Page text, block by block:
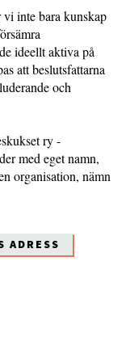
inte bara kunskap
ideellt aktiva på
att beslutsfattarna
och
ry -
med eget namn,
organisation, nämn
ADRESS